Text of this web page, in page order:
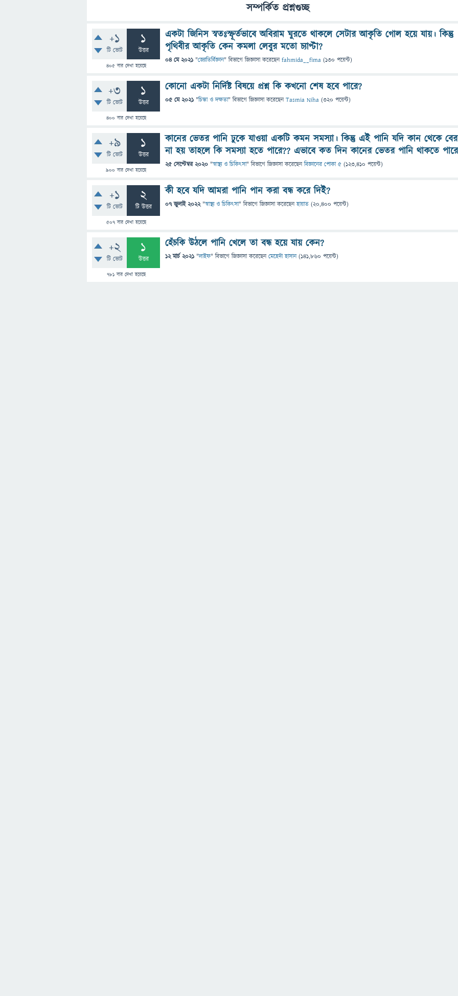
সম্পর্কিত প্রশ্নগুচ্ছ
+1
টি ভোট
1
উত্তর
405বার দেখা হয়েছে
একটা জিনিস স্বতঃস্ফূর্তভাবে অবিরাম ঘুরতে থাকলে সেটার আকৃতি গোল হয়ে যায়। কিন্তু
পৃথিবীর আকৃতি কেন কমলা লেবুর মতো চ্যাপ্টা?
04 মে 2021 "জ্যোতির্বিজ্ঞান" বিভাগে জিজ্ঞাসাকরেছেনfahmida__fima (130 পয়েন্ট)
+3
টি ভোট
1
উত্তর
400 বার দেখা হয়েছে
কোনো একটা নির্দিষ্ট বিষয়ে প্রশ্ন কি কখনো শেষ হবে পারে?
05 মে 2021 "চিন্তা ও দক্ষতা" বিভাগে জিজ্ঞাসাকরেছেনTasmia Niha (320 পয়েন্ট)
+9
টি ভোট
1
উত্তর
900 বার দেখা হয়েছে
কানের ভেতর পানি ঢুকে যাওয়া একটি কমন সমস্যা। কিন্তু এই পানি যদি কান থেকে বের
না হয় তাহলে কি সমস্যা হতে পারে?? এভাবে কত দিন কানের ভেতর পানি থাকতে
25 সেপ্টেম্বর 2020 "স্বাস্থ্য ও চিকিৎসা" বিভাগে জিজ্ঞাসাকরেছেনবিজ্ঞানের পোকা ৫ (123,410 পয়েন্ট)
+1
টি ভোট
2
টি উত্তর
507বার দেখা হয়েছে
কী হবে যদি আমরা পানি পান করা বন্ধ করে দিই?
07 জুলাই 2022 "স্বাস্থ্য ও চিকিৎসা" বিভাগে জিজ্ঞাসাকরেছেনহায়াত (20,400 পয়েন্ট)
+2
টি ভোট
1
উত্তর
781বার দেখা হয়েছে
হেঁচকি উঠলে পানি খেলে তা বন্ধ হয়ে যায় কেন?
12 মার্চ 2021 "লাইফ" বিভাগে জিজ্ঞাসাকরেছেনমেহেদী হাসান (141,860 পয়েন্ট)